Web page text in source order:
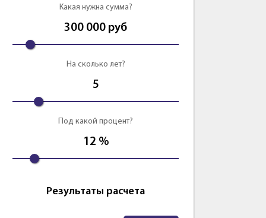
Какая нужна сумма?
300 000 руб
На сколько лет?
5
Под какой процент?
12 %
Результаты расчета